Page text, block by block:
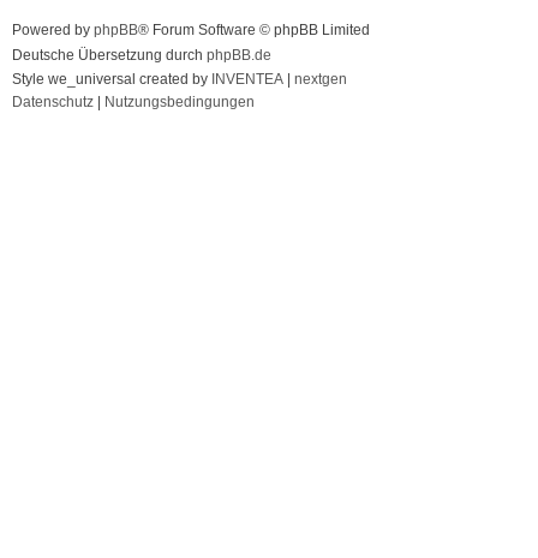
Powered by phpBB® Forum Software © phpBB Limited
Deutsche Übersetzung durch phpBB.de
Style we_universal created by INVENTEA
nextgen
Datenschutz
Nutzungsbedingungen